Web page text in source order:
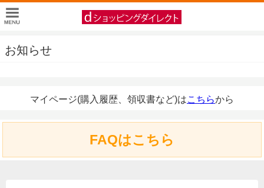
お知らせ
マイページ(購入履歴、領収書など)はこちらから
FAQはこちら